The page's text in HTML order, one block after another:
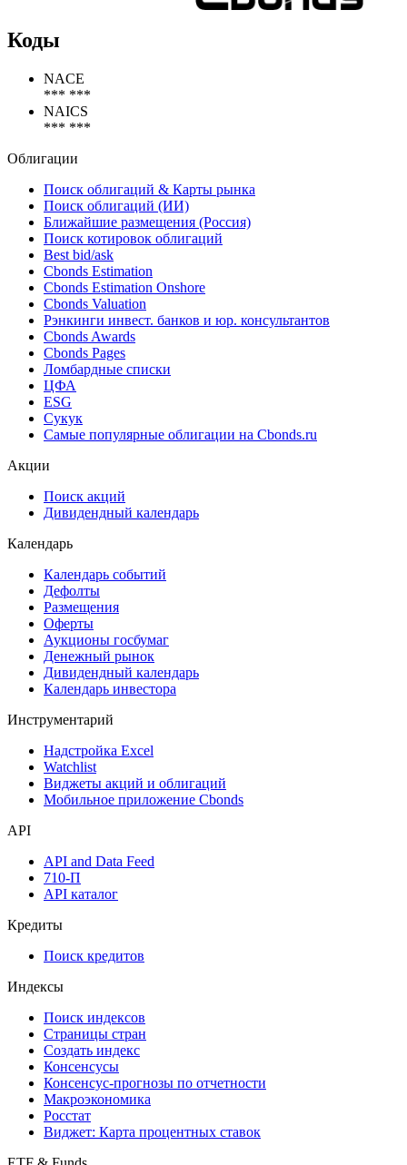
Коды
NACE
*** ***
NAICS
*** ***
Облигации
Поиск облигаций & Карты рынка
Поиск облигаций (ИИ)
Ближайшие размещения (Россия)
Поиск котировок облигаций
Best bid/ask
Cbonds Estimation
Cbonds Estimation Onshore
Cbonds Valuation
Рэнкинги инвест. банков и юр. консультантов
Cbonds Awards
Cbonds Pages
Ломбардные списки
ЦФА
ESG
Сукук
Самые популярные облигации на Cbonds.ru
Акции
Поиск акций
Дивидендный календарь
Календарь
Календарь событий
Дефолты
Размещения
Оферты
Аукционы госбумаг
Денежный рынок
Дивидендный календарь
Календарь инвестора
Инструментарий
Надстройка Excel
Watchlist
Виджеты акций и облигаций
Мобильное приложение Cbonds
API
API and Data Feed
710-П
API каталог
Кредиты
Поиск кредитов
Индексы
Поиск индексов
Страницы стран
Создать индекс
Консенсусы
Консенсус-прогнозы по отчетности
Макроэкономика
Росстат
Виджет: Карта процентных ставок